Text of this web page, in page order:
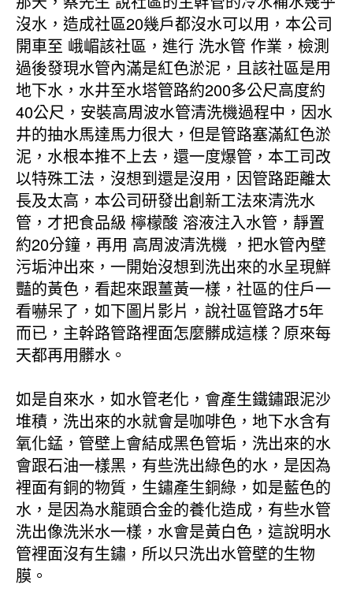
沒水，造成社區20幾戶都沒水可以用，本公司
開車至 峨嵋該社區，進行 洗水管 作業，檢測
過後發現水管內滿是紅色淤泥，且該社區是用
地下水，水井至水塔管路約200多公尺高度約
40公尺，安裝高周波水管清洗機過程中，因水
井的抽水馬達馬力很大，但是管路塞滿紅色淤
泥，水根本推不上去，還一度爆管，本工司改
以特殊工法，沒想到還是沒用，因管路距離太
長及太高，本公司研發出創新工法來清洗水
管，才把食品級 檸檬酸 溶液注入水管，靜置
約20分鐘，再用 高周波清洗機 ，把水管內壁
污垢沖出來，一開始沒想到洗出來的水呈現鮮
豔的黃色，看起來跟薑黃一樣，社區的住戶一
看嚇呆了，如下圖片影片，說社區管路才5年
而已，主幹路管路裡面怎麼髒成這樣？原來每
天都再用髒水。
如是自來水，如水管老化，會產生鐵鏽跟泥沙
堆積，洗出來的水就會是咖啡色，地下水含有
氧化錳，管壁上會結成黑色管垢，洗出來的水
會跟石油一樣黑，有些洗出綠色的水，是因為
裡面有銅的物質，生鏽產生銅綠，如是藍色的
水，是因為水龍頭合金的養化造成，有些水管
洗出像洗米水一樣，水會是黃白色，這說明水
管裡面沒有生鏽，所以只洗出水管壁的生物
膜。